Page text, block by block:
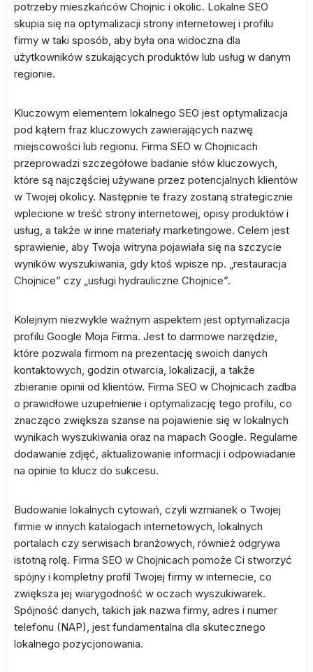
potrzeby mieszkańców Chojnic i okolic. Lokalne SEO
skupia się na optymalizacji strony internetowej i profilu
firmy w taki sposób, aby była ona widoczna dla
użytkowników szukających produktów lub usług w danym
regionie.
Kluczowym elementem lokalnego SEO jest optymalizacja
pod kątem fraz kluczowych zawierających nazwę
miejscowości lub regionu. Firma SEO w Chojnicach
przeprowadzi szczegółowe badanie słów kluczowych,
które są najczęściej używane przez potencjalnych klientów
w Twojej okolicy. Następnie te frazy zostaną strategicznie
wplecione w treść strony internetowej, opisy produktów i
usług, a także w inne materiały marketingowe. Celem jest
sprawienie, aby Twoja witryna pojawiała się na szczycie
wyników wyszukiwania, gdy ktoś wpisze np. „restauracja
Chojnice” czy „usługi hydrauliczne Chojnice”.
Kolejnym niezwykle ważnym aspektem jest optymalizacja
profilu Google Moja Firma. Jest to darmowe narzędzie,
które pozwala firmom na prezentację swoich danych
kontaktowych, godzin otwarcia, lokalizacji, a także
zbieranie opinii od klientów. Firma SEO w Chojnicach zadba
o prawidłowe uzupełnienie i optymalizację tego profilu, co
znacząco zwiększa szanse na pojawienie się w lokalnych
wynikach wyszukiwania oraz na mapach Google. Regularne
dodawanie zdjęć, aktualizowanie informacji i odpowiadanie
na opinie to klucz do sukcesu.
Budowanie lokalnych cytowań, czyli wzmianek o Twojej
firmie w innych katalogach internetowych, lokalnych
portalach czy serwisach branżowych, również odgrywa
istotną rolę. Firma SEO w Chojnicach pomoże Ci stworzyć
spójny i kompletny profil Twojej firmy w internecie, co
zwiększa jej wiarygodność w oczach wyszukiwarek.
Spójność danych, takich jak nazwa firmy, adres i numer
telefonu (NAP), jest fundamentalna dla skutecznego
lokalnego pozycjonowania.